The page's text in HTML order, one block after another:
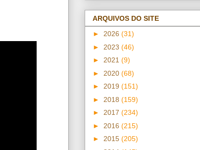
ARQUIVOS DO SITE
► 2026 (31)
► 2023 (46)
► 2021 (9)
► 2020 (68)
► 2019 (151)
► 2018 (159)
► 2017 (234)
► 2016 (215)
► 2015 (205)